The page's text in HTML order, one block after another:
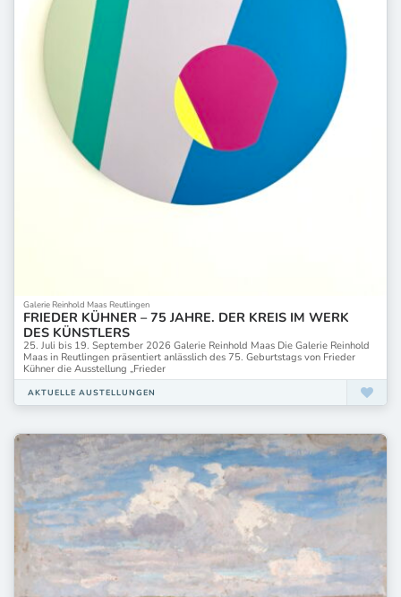
Galerie Reinhold Maas Reutlingen
FRIEDER KÜHNER – 75 JAHRE. DER KREIS IM WERK
DES KÜNSTLERS
25. Juli bis 19. September 2026 Galerie Reinhold Maas Die Galerie Reinhold
Maas in Reutlingen präsentiert anlässlich des 75. Geburtstags von Frieder
Kühner die Ausstellung „Frieder
AKTUELLE AUSTELLUNGEN